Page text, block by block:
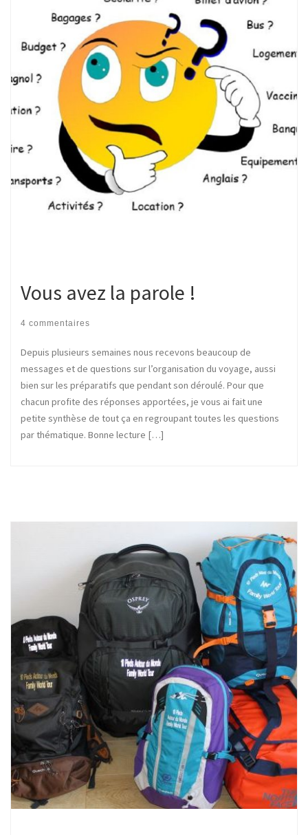
Vous avez la parole !
4 commentaires
Depuis plusieurs semaines nous recevons beaucoup de
messages et de questions sur l’organisation du voyage, aussi
bien sur les préparatifs que pendant son déroulé. Pour que
chacun profite des réponses apportées, je vous ai fait une
petite synthèse de tout ça en regroupant toutes les questions
par thématique. Bonne lecture […]